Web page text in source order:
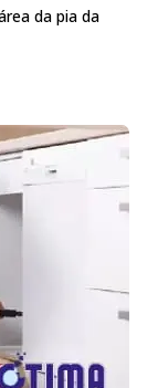
da pia da